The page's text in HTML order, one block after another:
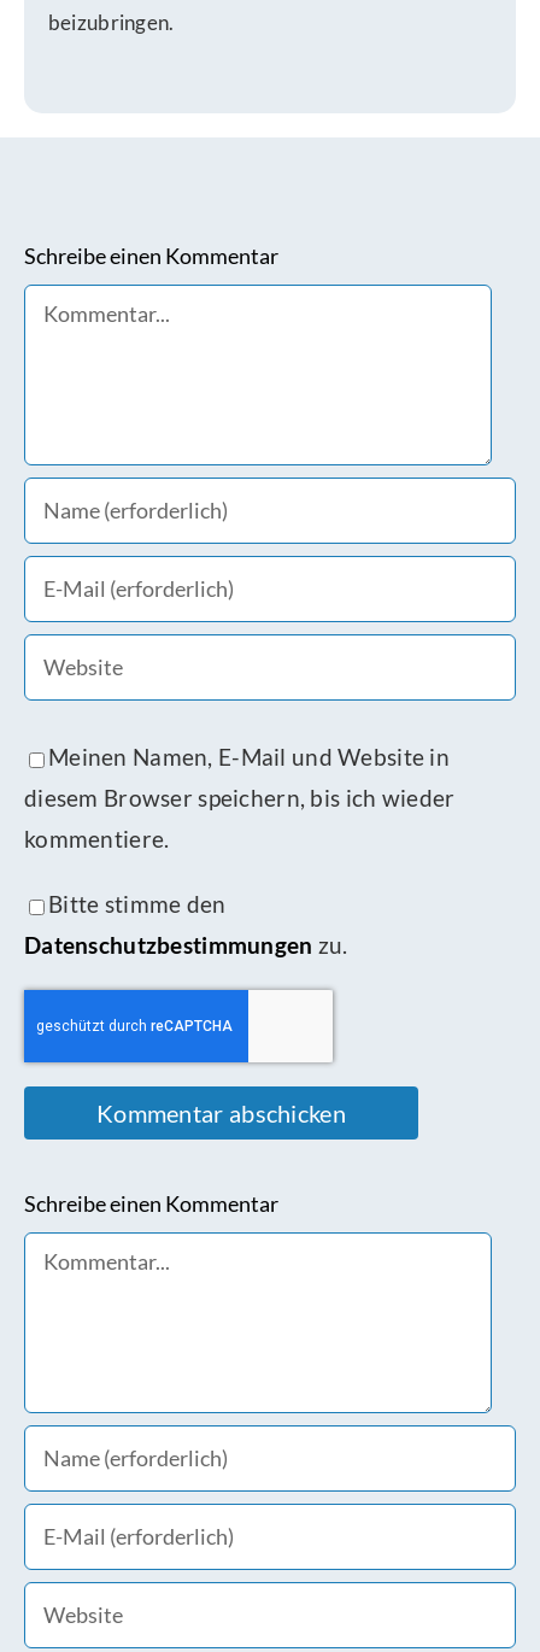
beizubringen.
Schreibe einen Kommentar
Comment
Meinen Namen, E-Mail und Website in
diesem Browser speichern, bis ich wieder
kommentiere.
Bitte stimme den
Datenschutzbestimmungen zu.
Schreibe einen Kommentar
Comment